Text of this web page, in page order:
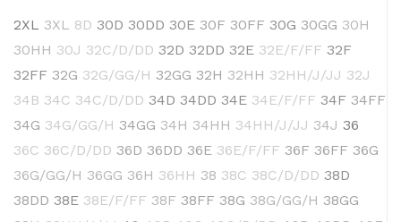
2XL 3XL 8D 30D 30DD 30E 30F 30FF 30G 30GG 30H
30HH 30J 32C/D/DD 32D 32DD 32E 32E/F/FF 32F
32FF 32G 32G/GG/H 32GG 32H 32HH 32HH/J/JJ 32J
34B 34C 34C/D/DD 34D 34DD 34E 34E/F/FF 34F 34FF
34G 34G/GG/H 34GG 34H 34HH 34HH/J/JJ 34J 36
36C 36C/D/DD 36D 36DD 36E 36E/F/FF 36F 36FF 36G
36G/GG/H 36GG 36H 36HH 38 38C 38C/D/DD 38D
38DD 38E 38E/F/FF 38F 38FF 38G 38G/GG/H 38GG